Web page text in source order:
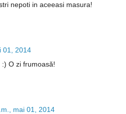
nepoti in aceeasi masura!
01, 2014
O zi frumoasă!
mai 01, 2014